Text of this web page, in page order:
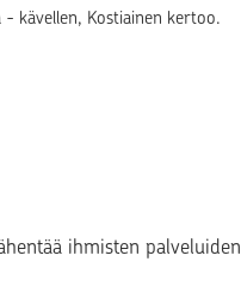
kävellen, Kostiainen kertoo.
ihmisten palveluiden